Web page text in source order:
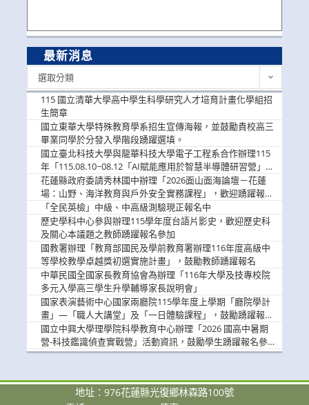
最新消息
選取分類
115 國立清華大學高中學生科學研究人才培育計畫化學組招
生簡章
國立東華大學特殊教育學系招生宣傳海報，並鼓勵貴校高三
畢業同學於分發入學階段踴躍選填。
國立臺北科技大學與龍華科技大學電子工程系合作辦理115
年「115.08.10~08.12「AI賦能應用於智慧半導體研習營」，
歡迎學生踴躍報名參加
花蓮縣政府委請秀林國中辦理「2026面山面海論壇－花蓮
場：山野、海洋教育與戶外安全實務課程」，歡迎踴躍報名
參加
「全民英檢」中級、中高級測驗現正報名中
歷史學科中心參與辦理115學年度台語片影史，歡迎歷史科
及關心本議題之教師踴躍報名參加
國教署辦理「教育部國民及學前教育署辦理116年度高級中
等學校教學卓越獎初選實施計畫」，鼓勵教師踴躍報名
中華民國全國家長教育協會為辦理「116年大學及技專校院
多元入學高三學生升學輔導家長說明會」
國家表演藝術中心國家兩廳院115學年度上學期「廳院學計
畫」—「職人大講堂」及「一日體驗課程」，鼓勵踴躍報名
參與。
國立中興大學理學院科學教育中心辦理「2026 國高中暑期
營-科技鑑識偵查實戰營」活動資訊，鼓勵學生踴躍報名參
加。
地址：976花蓮縣光復鄉林森路100號